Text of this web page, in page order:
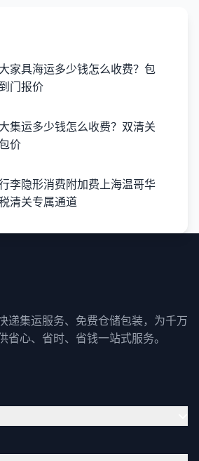
家具海运多少钱怎么收费？包
门报价
集运多少钱怎么收费？双清关
价
李隐形消费附加费上海温哥华
清关专属通道
递集运服务、免费仓储包装，为千万
省心、省时、省钱一站式服务。